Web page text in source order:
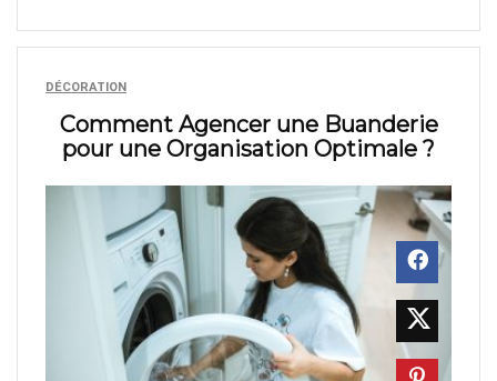
DÉCORATION
Comment Agencer une Buanderie
pour une Organisation Optimale ?